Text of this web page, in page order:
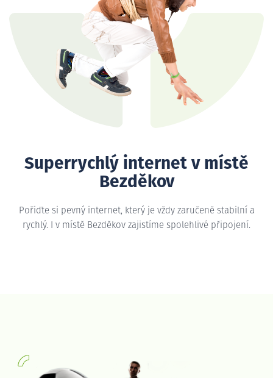
Superrychlý internet v místě
Bezděkov
Pořiďte si pevný internet, který je vždy zaručeně stabilní a
rychlý. I v místě Bezděkov zajistíme spolehlivé připojení.